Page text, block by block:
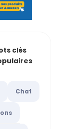
clés
Chat